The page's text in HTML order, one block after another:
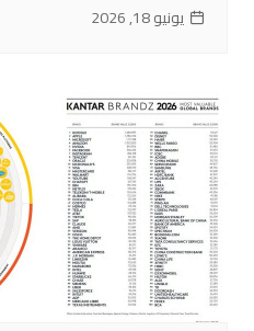
يونيو 18, 2026